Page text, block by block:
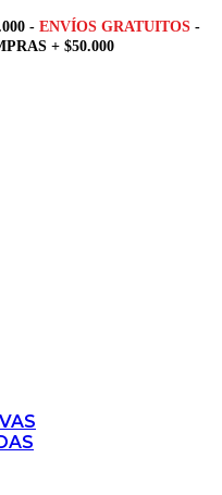
- ENVÍOS GRATUITOS -
+ $50.000